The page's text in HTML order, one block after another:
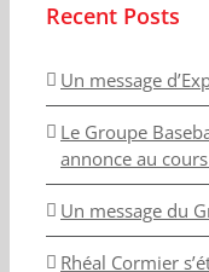
Recent Posts
Un message
Le Groupe
annonce au
Un message du
Rhéal Cormier